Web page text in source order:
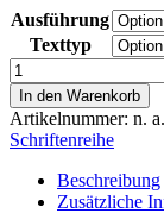
Ausführung
Texttyp
Katastrophen-
das
Schicksal
der
Erde
Menge
In den Warenkorb
Artikelnummer: n. a.
Schriftenreihe
Beschreibung
Zusätzliche